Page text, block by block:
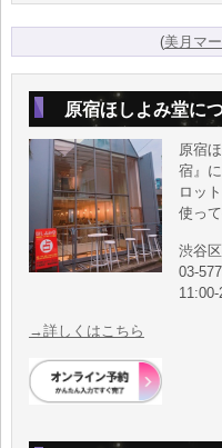
(美月マ
原宿ほしよみ堂に
原宿
宿』
ロッ
使っ
渋谷
03-
11:00-
→詳しくはこちら